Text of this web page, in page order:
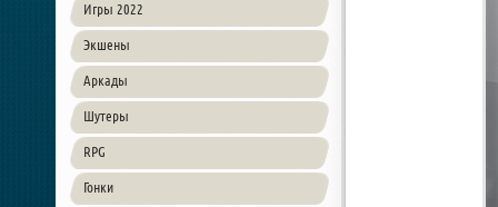
Игры 2022
Экшены
Аркады
Шутеры
RPG
Гонки